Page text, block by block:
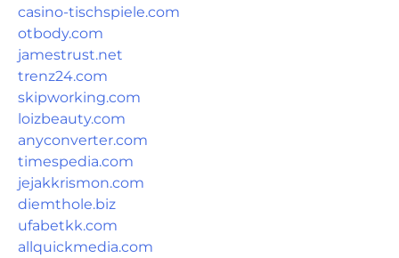
casino-tischspiele.com
otbody.com
jamestrust.net
trenz24.com
skipworking.com
loizbeauty.com
anyconverter.com
timespedia.com
jejakkrismon.com
diemthole.biz
ufabetkk.com
allquickmedia.com